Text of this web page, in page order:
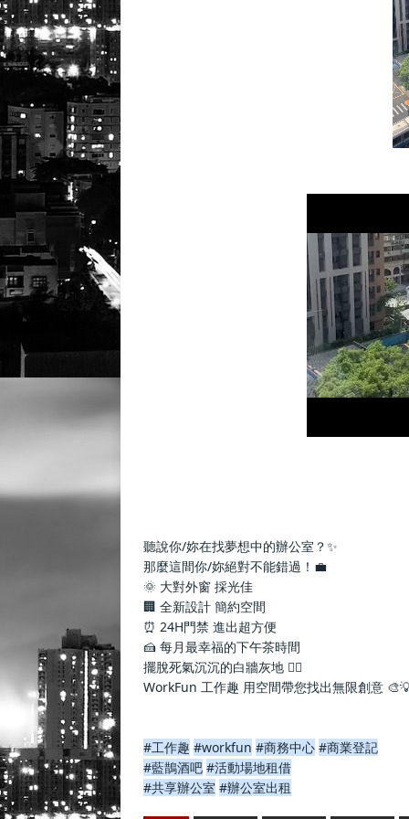
聽說你/妳在找夢想中的辦公室？✨
那麼這間你/妳絕對不能錯過！💼
🌞 大對外窗 採光佳
🏢 全新設計 簡約空間
⏰ 24H門禁 進出超方便
🍰 每月最幸福的下午茶時間
擺脫死氣沉沉的白牆灰地 🙅‍♂️
WorkFun 工作趣 用空間帶您找出無限創意
#工作趣 #workfun #商務中心 #商業登記
#藍鵲酒吧 #活動場地租借
#共享辦公室 #辦公室出租